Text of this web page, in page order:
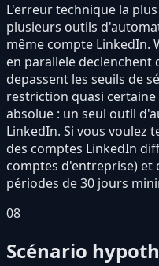
L'erreur technique la
plusieurs outils
même compte LinkedIn.
en parallele declenchent
depassent les seuils de
restriction quasi certaine
absolue : un seul outil
LinkedIn. Si vous voulez
des comptes LinkedIn
comptes d'entreprise) et
périodes de 30 jours
08
Scénario